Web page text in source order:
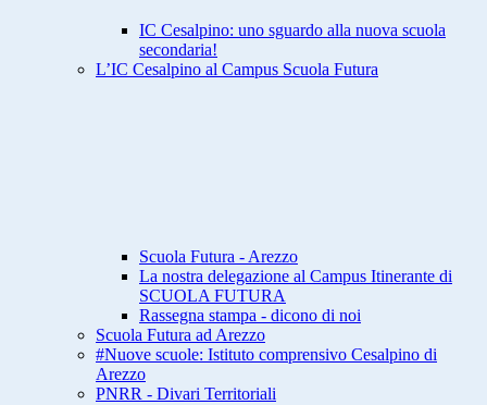
IC Cesalpino: uno sguardo alla nuova scuola
secondaria!
L’IC Cesalpino al Campus Scuola Futura
Scuola Futura - Arezzo
La nostra delegazione al Campus Itinerante di
SCUOLA FUTURA
Rassegna stampa - dicono di noi
Scuola Futura ad Arezzo
#Nuove scuole: Istituto comprensivo Cesalpino di
Arezzo
PNRR - Divari Territoriali